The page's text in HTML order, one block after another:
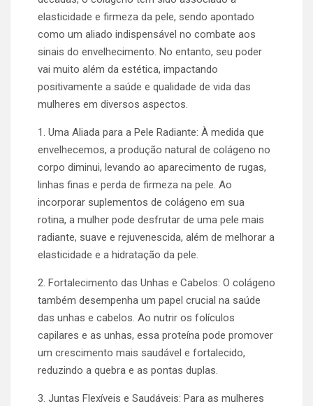
elasticidade e firmeza da pele, sendo apontado
como um aliado indispensável no combate aos
sinais do envelhecimento. No entanto, seu poder
vai muito além da estética, impactando
positivamente a saúde e qualidade de vida das
mulheres em diversos aspectos.
1. Uma Aliada para a Pele Radiante: À medida que
envelhecemos, a produção natural de colágeno no
corpo diminui, levando ao aparecimento de rugas,
linhas finas e perda de firmeza na pele. Ao
incorporar suplementos de colágeno em sua
rotina, a mulher pode desfrutar de uma pele mais
radiante, suave e rejuvenescida, além de melhorar a
elasticidade e a hidratação da pele.
2. Fortalecimento das Unhas e Cabelos: O colágeno
também desempenha um papel crucial na saúde
das unhas e cabelos. Ao nutrir os folículos
capilares e as unhas, essa proteína pode promover
um crescimento mais saudável e fortalecido,
reduzindo a quebra e as pontas duplas.
3. Juntas Flexíveis e Saudáveis: Para as mulheres